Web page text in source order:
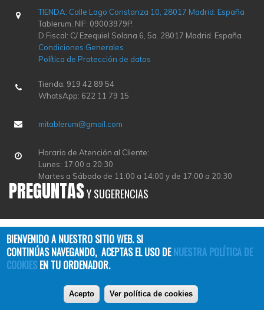
TIENDA: Calle Lago Constanza 10, 28017 Madrid. España
Tablerum. NIF: 09003979P.
D.Fiscal: C/ Ezequiel Solana 6, 5a. 28017 Madrid. España
Condiciones Generales
Política de Protección de datos
Tienda: 919 42 89 54
WhatsApp: 622 11 79 15
mitablerum@gmail.com
Horario de Atención al Cliente:
Lunes: 17:00 a 20:30
Martes a Sábado de 11:00 a 14:00 y de 17:00 a 20:30
PREGUNTASY SUGERENCIAS
BIENVENIDO A NUESTRO SITIO WEB. SI
CONTINÚAS NAVEGANDO, ACEPTAS EL USO DENUESTRA POLÍTICA DE
COOKIES EN TU ORDENADOR.
Acepto Ver política de cookies